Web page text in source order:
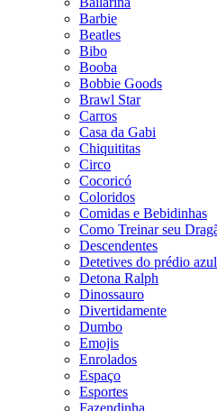
Barbie
Beatles
Bibo
Booba
Bobbie Goods
Brawl Star
Carros
Casa da Gabi
Chiquititas
Circo
Cocoricó
Coloridos
Comidas e Bebidinhas
Como Treinar seu
Descendentes
Detetives do prédio
Detona Ralph
Dinossauro
Divertidamente
Dumbo
Emojis
Enrolados
Espaço
Esportes
Fazendinha